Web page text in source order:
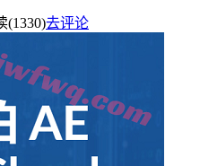
(1330)去评论